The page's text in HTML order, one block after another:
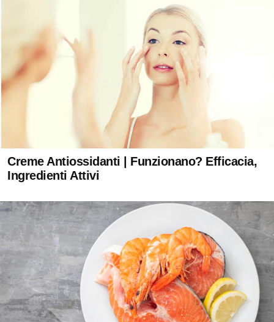
Creme Antiossidanti | Funzionano? Efficacia,
Ingredienti Attivi